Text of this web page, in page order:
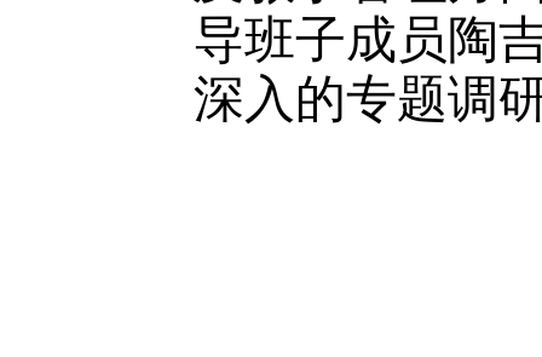
导班子成员陶
深入的专题调